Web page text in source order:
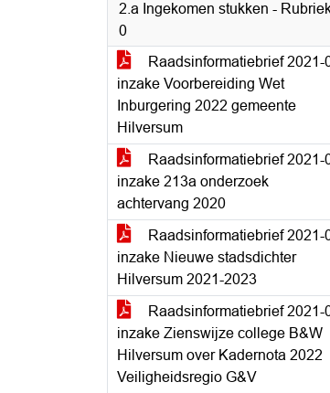
2.a Ingekomen stukken -
0
Raadsinformatiebrief 2021-
inzake Voorbereiding Wet
Inburgering 2022 gemeente
Hilversum
Raadsinformatiebrief 2021-
inzake 213a onderzoek
achtervang 2020
Raadsinformatiebrief 2021-
inzake Nieuwe stadsdichter
Hilversum 2021-2023
Raadsinformatiebrief 2021-
inzake Zienswijze college B&W
Hilversum over Kadernota 2022
Veiligheidsregio G&V